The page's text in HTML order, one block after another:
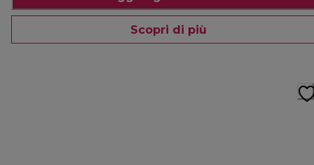
Scopri di più